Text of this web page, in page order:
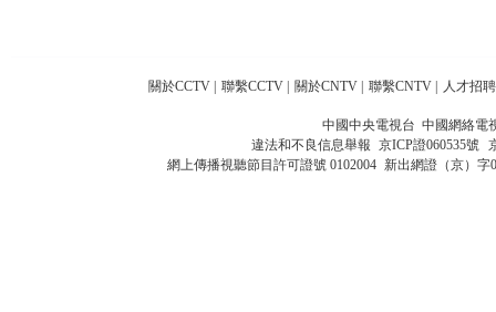
關於CCTV 聯繫CCTV 關於CNTV 聯繫CNTV 人才招聘
中國中央電視台 中國網絡電
違法和不良信息舉報 京ICP證060535號
網上傳播視聽節目許可證號 0102004 新出網證（京）